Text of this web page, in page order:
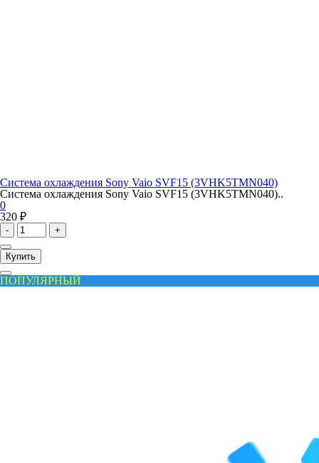
Система охлаждения Sony Vaio SVF15 (3VHK5TMN040)
Система охлаждения Sony Vaio SVF15 (3VHK5TMN040)..
0
320 ₽
- +
Купить
ПОПУЛЯРНЫЙ